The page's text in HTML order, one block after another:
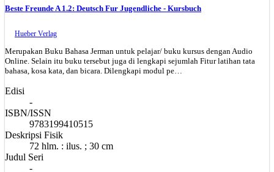
Beste Freunde A 1.2: Deutsch Fur Jugendliche - Kursbuch
Hueber Verlag
Merupakan Buku Bahasa Jerman untuk pelajar/ buku kursus dengan Audio
Online. Selain itu buku tersebut juga di lengkapi sejumlah Fitur latihan tata
bahasa, kosa kata, dan bicara. Dilengkapi modul pe…
Edisi
-
ISBN/ISSN
9783199410515
Deskripsi Fisik
72 hlm. : ilus. ; 30 cm
Judul Seri
-